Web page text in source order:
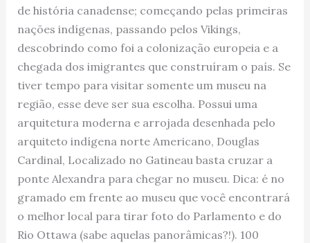
de história canadense; começando pelas primeiras
nações indígenas, passando pelos Vikings,
descobrindo como foi a colonização europeia e a
chegada dos imigrantes que construíram o país. Se
tiver tempo para visitar somente um museu na
região, esse deve ser sua escolha. Possui uma
arquitetura moderna e arrojada desenhada pelo
arquiteto indígena norte Americano, Douglas
Cardinal, Localizado no Gatineau basta cruzar a
ponte Alexandra para chegar no museu. Dica: é no
gramado em frente ao museu que você encontrará
o melhor local para tirar foto do Parlamento e do
Rio Ottawa (sabe aquelas panorâmicas?!). 100